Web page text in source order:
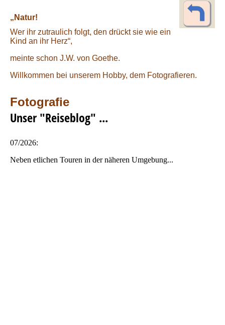
„Natur!
Wer ihr zutraulich folgt, den drückt sie wie ein
Kind an ihr Herz“,
meinte schon J.W. von Goethe.
Willkommen bei unserem Hobby, dem Fotografieren.
Fotografie
Unser "Reiseblog" ...
07/2026:
Neben etlichen Touren in der näheren Umgebung...